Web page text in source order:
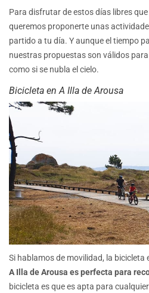
Para disfrutar de estos días libres
queremos proponerte unas
partido a tu día. Y aunque el tiempo
nuestras propuestas son válidos
como si se nubla el cielo.
Bicicleta en A Illa de Arousa
Si hablamos de movilidad, la bicicleta
A Illa de Arousa es perfecta para
bicicleta es que es apta para